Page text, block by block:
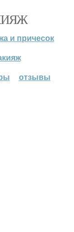
и причесок
отзывы